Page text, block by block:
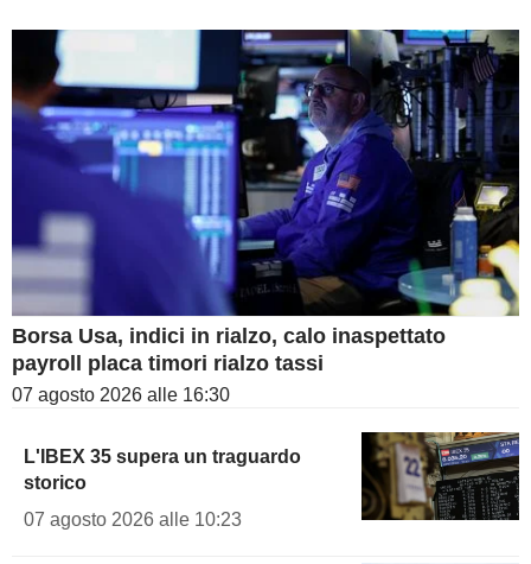
Borsa Usa, indici in rialzo, calo inaspettato
payroll placa timori rialzo tassi
07 agosto 2026 alle 16:30
L'IBEX 35 supera un traguardo
storico
07 agosto 2026 alle 10:23